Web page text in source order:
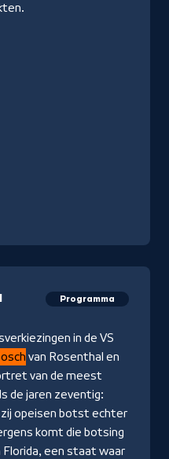
Programma
in de VS
van Rosenthal en
van de meest
de jaren zeventig:
zij opeisen botst echter
komt die botsing
Florida, een staat waar